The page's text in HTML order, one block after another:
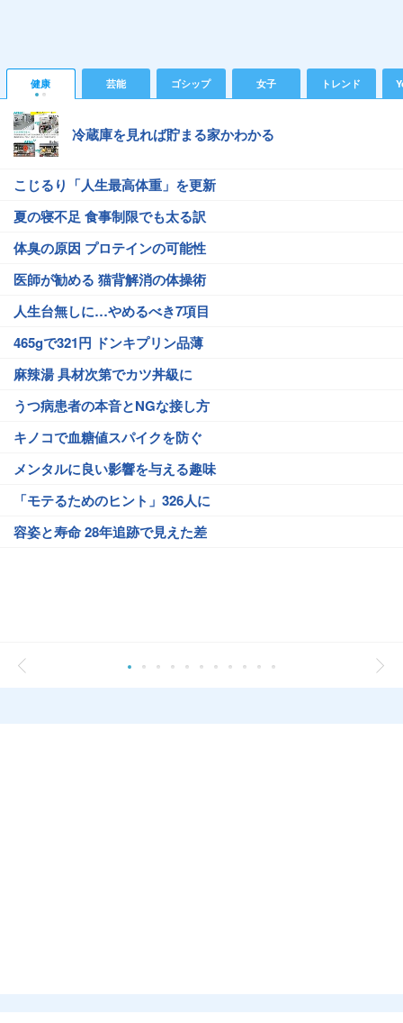
健康 芸能 ゴシップ 女子 トレンド
冷蔵庫を見れば貯まる家かわかる
こじるり「人生最高体重」を更新
夏の寝不足 食事制限でも太る訳
体臭の原因 プロテインの可能性
医師が勧める 猫背解消の体操術
人生台無しに…やめるべき7項目
465gで321円 ドンキプリン品薄
麻辣湯 具材次第でカツ丼級に
うつ病患者の本音とNGな接し方
キノコで血糖値スパイクを防ぐ
メンタルに良い影響を与える趣味
「モテるためのヒント」326人に
容姿と寿命 28年追跡で見えた差